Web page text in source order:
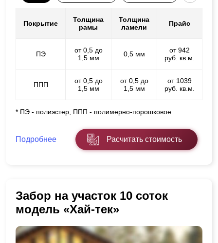
Покрытие
Толщина
рамы
Толщина
ламели
Прайс
ПЭ
от 0,5 до
1,5 мм
0,5 мм
от 942
руб. кв.м.
ППП
от 0,5 до
1,5 мм
от 0,5 до
1,5 мм
от 1039
руб. кв.м.
* ПЭ - полиэстер, ППП - полимерно-порошковое
Подробнее Расчитать стоимость
Забор на участок 10 соток
модель «Хай-тек»